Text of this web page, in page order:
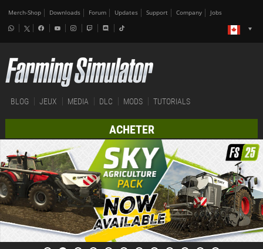
Merch-Shop Downloads Forum Updates Support Company Jobs
BLOG JEUX MEDIA DLC MODS TUTORIALS
ACHETER